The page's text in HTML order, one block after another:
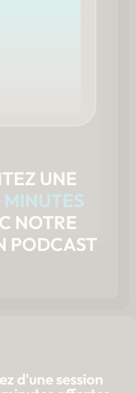
UNE
NOTRE
PODCAST
d'une session